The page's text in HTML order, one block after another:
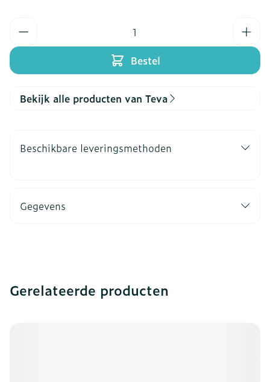
Bestel
Bekijk alle producten van Teva
Beschikbare leveringsmethoden
Gegevens
Gerelateerde producten